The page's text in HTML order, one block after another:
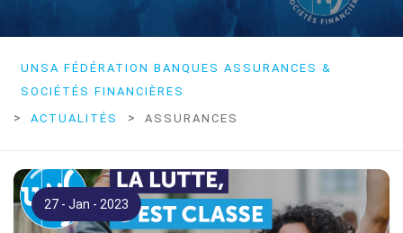
UNSA FÉDÉRATION BANQUES ASSURANCES &
SOCIÉTÉS FINANCIÈRES
> ACTUALITÉS > ASSURANCES
27 - Jan - 2023